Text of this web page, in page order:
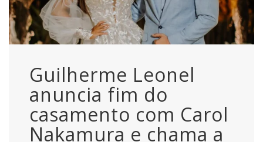
Guilherme Leonel
anuncia fim do
casamento com Carol
Nakamura e chama a